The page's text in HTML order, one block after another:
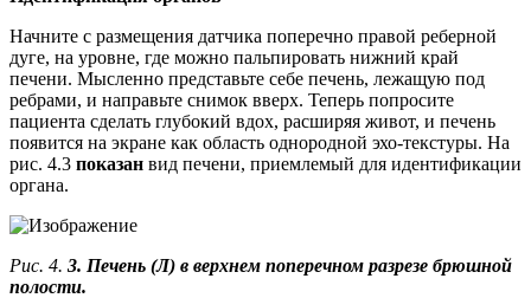
Начните с размещения датчика поперечно правой реберной
дуге, на уровне, где можно пальпировать нижний край
печени. Мысленно представьте себе печень, лежащую под
ребрами, и направьте снимок вверх. Теперь попросите
пациента сделать глубокий вдох, расширяя живот, и печень
появится на экране как область однородной эхо-текстуры. На
рис. 4.3 показан вид печени, приемлемый для идентификации
органа.
Рис. 4. 3. Печень (Л) в верхнем поперечном разрезе брюшной
полости.